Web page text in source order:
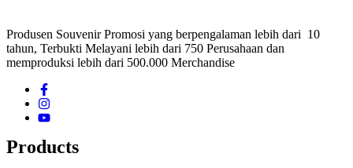
Produsen Souvenir Promosi yang berpengalaman lebih dari 10
tahun, Terbukti Melayani lebih dari 750 Perusahaan dan
memproduksi lebih dari 500.000 Merchandise
Products